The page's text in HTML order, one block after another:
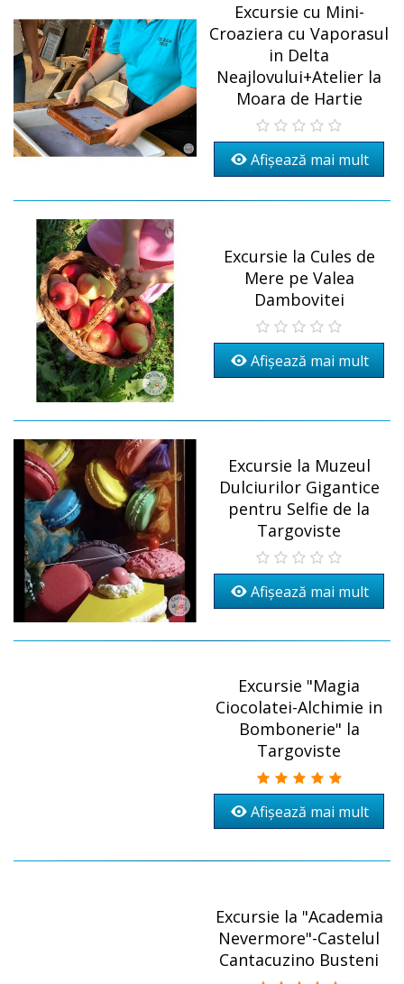
Excursie cu Mini-
Croaziera cu Vaporasul
in Delta
Neajlovului+Atelier la
Moara de Hartie
Afișează mai mult
Excursie la Cules de
Mere pe Valea
Dambovitei
Afișează mai mult
Excursie la Muzeul
Dulciurilor Gigantice
pentru Selfie de la
Targoviste
Afișează mai mult
Excursie "Magia
Ciocolatei-Alchimie in
Bombonerie" la
Targoviste
Afișează mai mult
Excursie la "Academia
Nevermore"-Castelul
Cantacuzino Busteni